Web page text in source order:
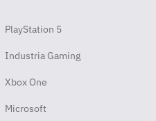
PlayStation 5
Industria Gaming
Xbox One
Microsoft